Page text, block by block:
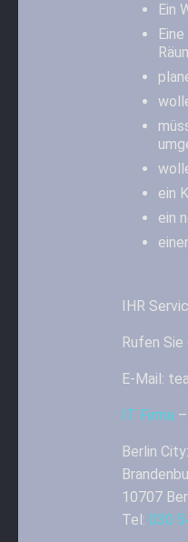
Ein
ein
ein
IHR
Rufen
E-Mail:
IT Firma–
Berlin City:
10707
Tel: 030